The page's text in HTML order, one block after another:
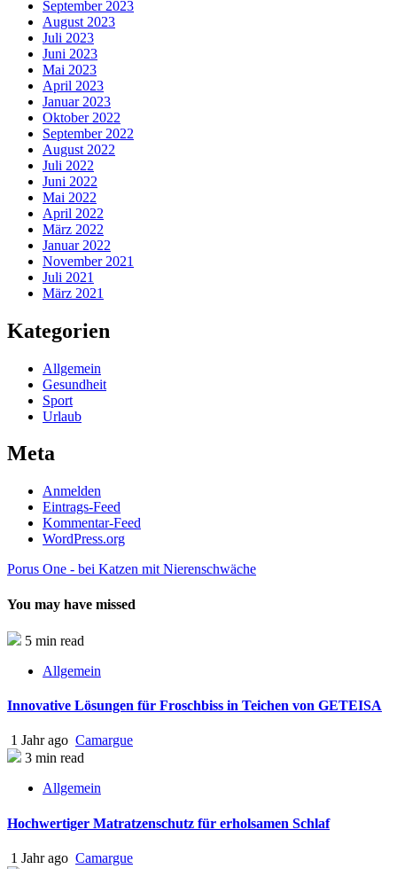
September 2023
August 2023
Juli 2023
Juni 2023
Mai 2023
April 2023
Januar 2023
Oktober 2022
September 2022
August 2022
Juli 2022
Juni 2022
Mai 2022
April 2022
März 2022
Januar 2022
November 2021
Juli 2021
März 2021
Kategorien
Allgemein
Gesundheit
Sport
Urlaub
Meta
Anmelden
Eintrags-Feed
Kommentar-Feed
WordPress.org
Porus One - bei Katzen mit Nierenschwäche
You may have missed
5 min read
Allgemein
Innovative Lösungen für Froschbiss in Teichen von GETEISA
1 Jahr ago Camargue
3 min read
Allgemein
Hochwertiger Matratzenschutz für erholsamen Schlaf
1 Jahr ago Camargue